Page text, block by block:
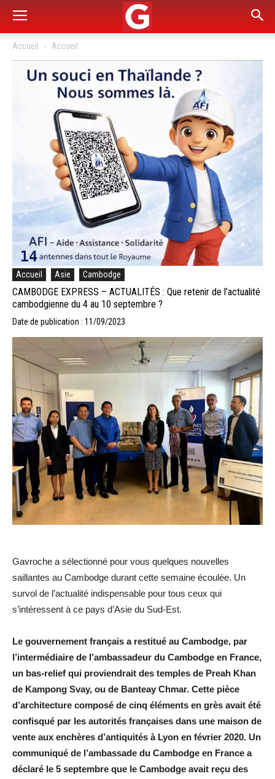
Accueil Accueil
Accueil Asie Cambodge
CAMBODGE EXPRESS – ACTUALITÉS : Que retenir de l’actualité
cambodgienne du 4 au 10 septembre ?
Date de publication : 11/09/2023
Gavroche a sélectionné pour vous quelques nouvelles
saillantes au Cambodge durant cette semaine écoulée. Un
survol de l’actualité indispensable pour tous ceux qui
s’intéressent à ce pays d’Asie du Sud-Est.
Le gouvernement français a restitué au Cambodge, par
l’intermédiaire de l’ambassadeur du Cambodge en France,
un bas-relief qui proviendrait des temples de Preah Khan
de Kampong Svay, ou de Banteay Chmar. Cette pièce
d’architecture composé de cinq éléments en grès avait été
confisqué par les autorités françaises dans une maison de
vente aux enchères d’antiquités à Lyon en février 2020. Un
communiqué de l’ambassade du Cambodge en France a
déclaré le 5 septembre que le Cambodge avait reçu des